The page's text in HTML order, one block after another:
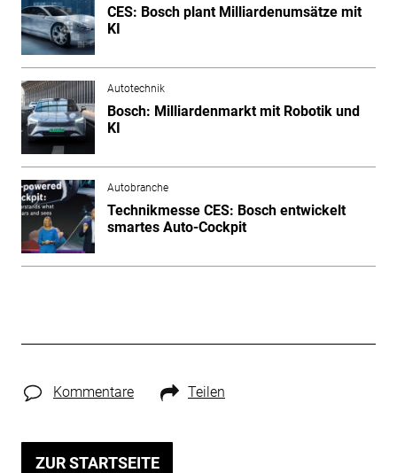
CES: Bosch plant Milliardenumsätze mit
KI
Autotechnik
Bosch: Milliardenmarkt mit Robotik und
KI
Autobranche
Technikmesse CES: Bosch entwickelt
smartes Auto-Cockpit
Kommentare Teilen
ZUR STARTSEITE